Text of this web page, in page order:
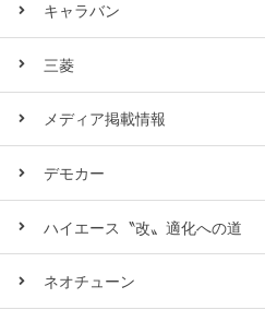
キャラバン
三菱
メディア掲載情報
デモカー
ハイエース〝改〟適化への道
ネオチューン